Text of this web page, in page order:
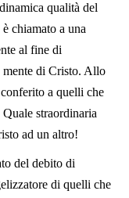
qualità del
chiamato a una
al fine di
mente di Cristo. Allo
a quelli che
straordinaria
ad un altro!
del debito di
di quelli che